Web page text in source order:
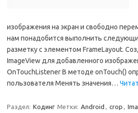
изображения на экран и свободно
нам понадобится выполнить
разметку с элементом FrameLayout.
ImageView для добавленного
OnTouchListener В методе onTouch()
пользователя Менять значения…
Раздел: Кодинг Метки: Android , crop ,